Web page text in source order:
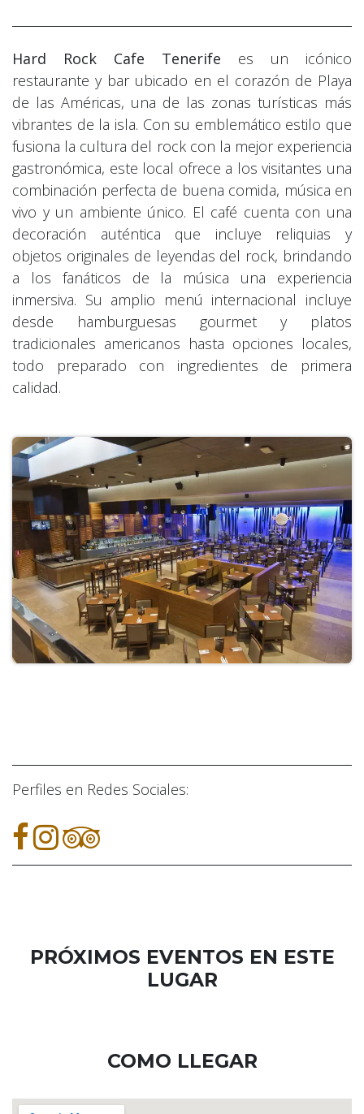
Hard Rock Cafe Tenerife es un icónico
restaurante y bar ubicado en el corazón de Playa
de las Américas, una de las zonas turísticas más
vibrantes de la isla. Con su emblemático estilo que
fusiona la cultura del rock con la mejor experiencia
gastronómica, este local ofrece a los visitantes una
combinación perfecta de buena comida, música en
vivo y un ambiente único. El café cuenta con una
decoración auténtica que incluye reliquias y
objetos originales de leyendas del rock, brindando
a los fanáticos de la música una experiencia
inmersiva. Su amplio menú internacional incluye
desde hamburguesas gourmet y platos
tradicionales americanos hasta opciones locales,
todo preparado con ingredientes de primera
calidad.
Perfiles en Redes Sociales:
PRÓXIMOS EVENTOS EN ESTE
LUGAR
COMO LLEGAR